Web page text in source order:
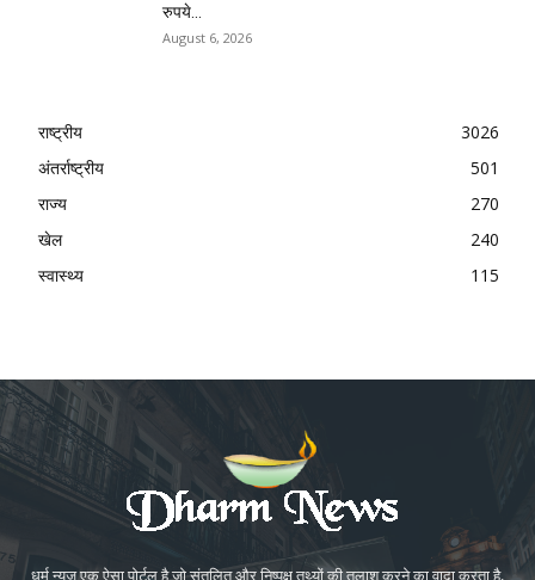
रुपये...
August 6, 2026
राष्ट्रीय
3026
अंतर्राष्ट्रीय
501
राज्य
270
खेल
240
स्वास्थ्य
115
धर्म न्यूज़ एक ऐसा पोर्टल है जो संतुलित और निष्पक्ष तथ्यों की तलाश करने का वादा करता है,